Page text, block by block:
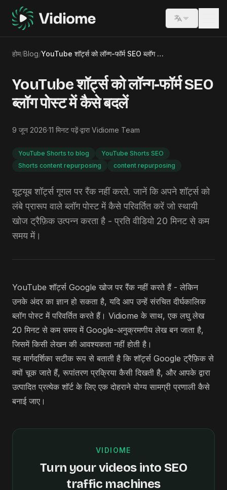
Switch
होम/Blog/ YouTube शॉर्ट्स को लॉन्ग-फॉर्म SEO ब्लॉग पोस्ट में कैसे बदलें
YouTube शॉर्ट्स को लॉन्ग-फॉर्म SEO
ब्लॉग पोस्ट में कैसे बदलें
9 जून 2026·11 मिनट पढ़ें·द्वारा Vidiome Team
YouTube Shorts to blog
YouTube Shorts SEO
Shorts content repurposing
content repurposing
यूट्यूब शॉर्ट्स गूगल पर रैंक नहीं करते. जानें कि अपने शॉर्ट्स को
लंबे प्रारूप वाले ब्लॉग पोस्ट में कैसे परिवर्तित करें जो स्थायी
खोज ट्रैफ़िक उत्पन्न करता है - प्रति वीडियो 20 मिनट से कम
समय में।
YouTube शॉर्ट्स Google खोज पर रैंक नहीं करते हैं - लेकिन
उनके अंदर का ज्ञान हो सकता है, यदि आप उन्हें संरचित दीर्घकालिक
ब्लॉग पोस्ट में परिवर्तित करते हैं। Vidiome के साथ, एक लघु लेख
20 मिनट से कम समय में Google-अनुक्रमणीय लेख बन जाता है,
जिसमें किसी लेखन की आवश्यकता नहीं होती है।
यह मार्गदर्शिका सटीक रूप से बताती है कि शॉर्ट्स Google ट्रैफ़िक से
क्यों चूक जाते हैं, रूपांतरण प्रक्रिया कैसी दिखती है, और आपके द्वारा
उत्पादित प्रत्येक शॉर्ट के लिए एक दोहराने योग्य सामग्री प्रणाली कैसे
बनाई जाए।
VIDIOME
Turn your videos into SEO
traffic machines